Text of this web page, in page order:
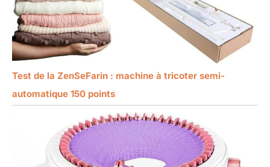
Test de la ZenSeFarin : machine à tricoter semi-
automatique 150 points